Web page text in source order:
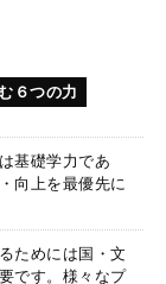
６つの力
基礎学力であ
向上を最優先に
ためには国・文
です。様々なプ